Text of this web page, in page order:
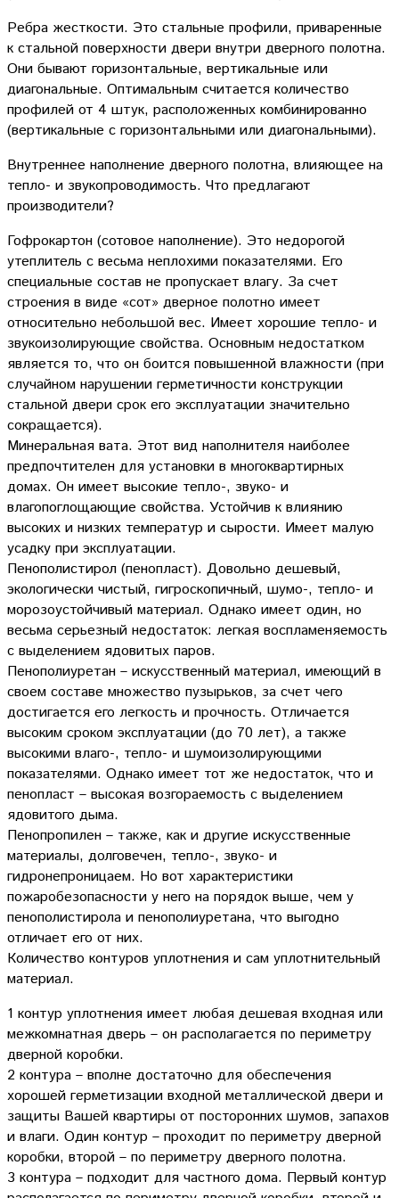
Ребра жесткости. Это стальные профили, приваренные
к стальной поверхности двери внутри дверного полотна.
Они бывают горизонтальные, вертикальные или
диагональные. Оптимальным считается количество
профилей от 4 штук, расположенных комбинированно
(вертикальные с горизонтальными или диагональными).
Внутреннее наполнение дверного полотна, влияющее на
тепло- и звукопроводимость. Что предлагают
производители?
Гофрокартон (сотовое наполнение). Это недорогой
утеплитель с весьма неплохими показателями. Его
специальные состав не пропускает влагу. За счет
строения в виде «сот» дверное полотно имеет
относительно небольшой вес. Имеет хорошие тепло- и
звукоизолирующие свойства. Основным недостатком
является то, что он боится повышенной влажности (при
случайном нарушении герметичности конструкции
стальной двери срок его эксплуатации значительно
сокращается).
Минеральная вата. Этот вид наполнителя наиболее
предпочтителен для установки в многоквартирных
домах. Он имеет высокие тепло-, звуко- и
влагопоглощающие свойства. Устойчив к влиянию
высоких и низких температур и сырости. Имеет малую
усадку при эксплуатации.
Пенополистирол (пенопласт). Довольно дешевый,
экологически чистый, гигроскопичный, шумо-, тепло- и
морозоустойчивый материал. Однако имеет один, но
весьма серьезный недостаток: легкая воспламеняемость
с выделением ядовитых паров.
Пенополиуретан – искусственный материал, имеющий в
своем составе множество пузырьков, за счет чего
достигается его легкость и прочность. Отличается
высоким сроком эксплуатации (до 70 лет), а также
высокими влаго-, тепло- и шумоизолирующими
показателями. Однако имеет тот же недостаток, что и
пенопласт – высокая возгораемость с выделением
ядовитого дыма.
Пенопропилен – также, как и другие искусственные
материалы, долговечен, тепло-, звуко- и
гидронепроницаем. Но вот характеристики
пожаробезопасности у него на порядок выше, чем у
пенополистирола и пенополиуретана, что выгодно
отличает его от них.
Количество контуров уплотнения и сам уплотнительный
материал.
1 контур уплотнения имеет любая дешевая входная или
межкомнатная дверь – он располагается по периметру
дверной коробки.
2 контура – вполне достаточно для обеспечения
хорошей герметизации входной металлической двери и
защиты Вашей квартиры от посторонних шумов, запахов
и влаги. Один контур – проходит по периметру дверной
коробки, второй – по периметру дверного полотна.
3 контура – подходит для частного дома. Первый контур